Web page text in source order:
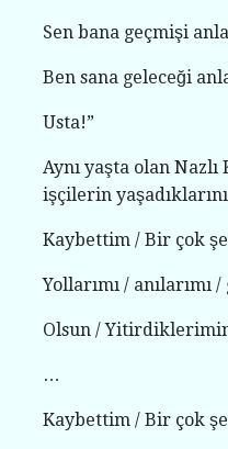
Sen bana geçmişi
Ben sana geleceği
Usta!”
Aynı yaşta olan
işçilerin
Kaybettim / Bir çok
Yollarımı / anılarımı
Olsun / Yitirdiklerimin
…
Kaybettim / Bir çok